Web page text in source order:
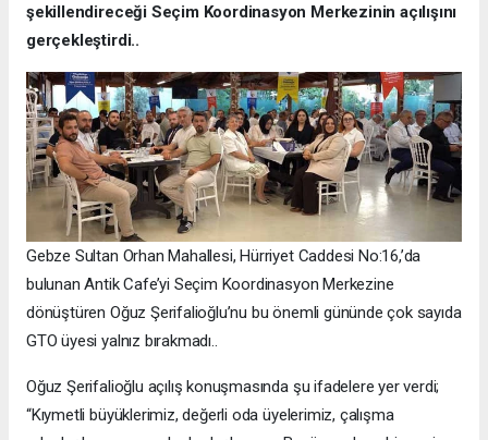
şekillendireceği Seçim Koordinasyon Merkezinin açılışını
gerçekleştirdi..
Gebze Sultan Orhan Mahallesi, Hürriyet Caddesi No:16,’da
bulunan Antik Cafe’yi Seçim Koordinasyon Merkezine
dönüştüren Oğuz Şerifalioğlu’nu bu önemli gününde çok sayıda
GTO üyesi yalnız bırakmadı..
Oğuz Şerifalioğlu açılış konuşmasında şu ifadelere yer verdi;
“Kıymetli büyüklerimiz, değerli oda üyelerimiz, çalışma